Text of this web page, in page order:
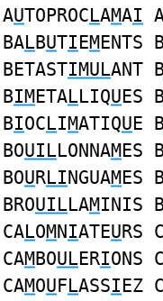
AUTOPROCLAMAI
BALBUTIEMENTS
BETASTIMULANT B
BIMETALLIQUES B
BIOCLIMATIQUE B
BOUILLONNAMES
BOURLINGUAMES
BROUILLAMINIS
CALOMNIATEURS
CAMBOULERIONS
CAMOUFLASSIEZ